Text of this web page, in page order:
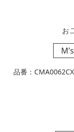
お
M’s
品番：